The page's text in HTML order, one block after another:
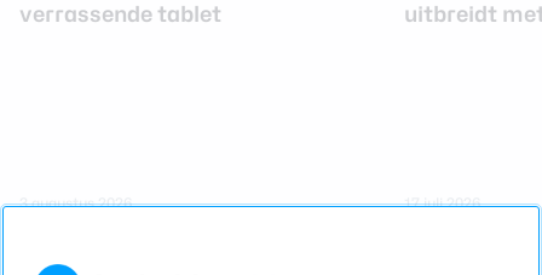
verrassende tablet
3 augustus 2026
uitbreidt
17 juli 2026